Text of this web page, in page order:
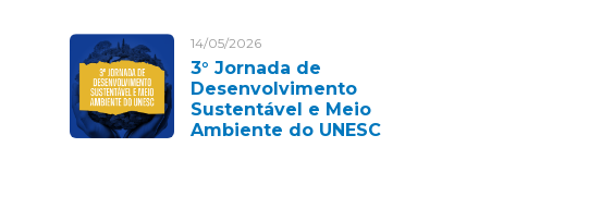
14/05/2026
3° Jornada de
Desenvolvimento
Sustentável e Meio
Ambiente do UNESC